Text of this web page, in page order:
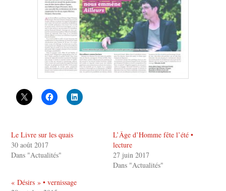
Le Livre sur les quais
30 août 2017
Dans "Actualités"
L’Âge d’Homme fête l’été •
lecture
27 juin 2017
Dans "Actualités"
« Désirs » • vernissage